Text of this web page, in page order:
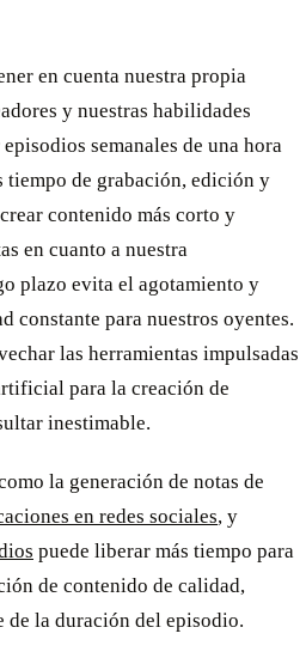
en cuenta nuestra propia
y nuestras habilidades
semanales de una hora
tiempo de grabación, edición y
contenido más corto y
en cuanto a nuestra
plazo evita el agotamiento y
constante para nuestros oyentes.
las herramientas impulsadas
para la creación de
inestimable.
la generación de notas de
en redes sociales, y
puede liberar más tiempo para
de contenido de calidad,
de la duración del episodio.